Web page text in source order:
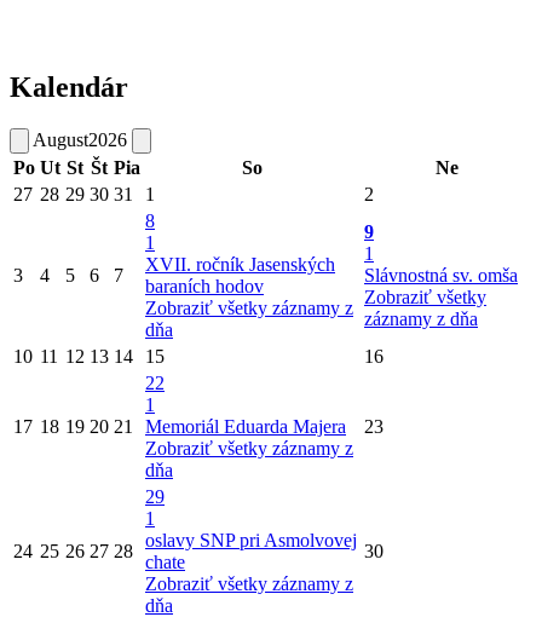
Kalendár
August2026
Po Ut St Št Pia So
Ne
27 28 29 30 31 1 2
3 4 5 6 7
8
1
XVII. ročník Jasenských
baraních hodov
Zobraziť všetky záznamy z
dňa
9
1
Slávnostná sv. omša
Zobraziť všetky
záznamy z dňa
10 11 12 13 14 15 16
17 18 19 20 21
22
1
Memoriál Eduarda Majera
Zobraziť všetky záznamy z
dňa
23
24 25 26 27 28
29
1
oslavy SNP pri Asmolvovej
chate
Zobraziť všetky záznamy z
dňa
30